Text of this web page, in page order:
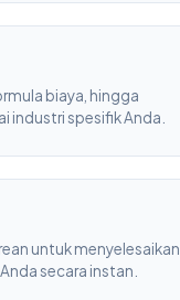
biaya, hingga
industri spesifik Anda.
untuk menyelesaikan
secara instan.